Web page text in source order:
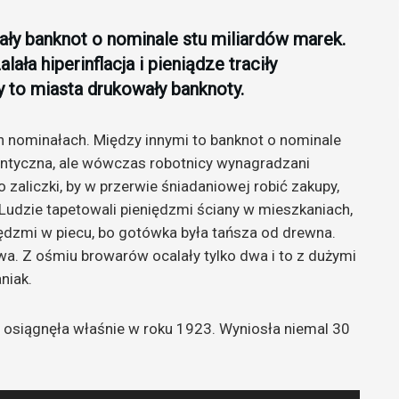
banknot o nominale stu miliardów marek.
hiperinflacja i pieniądze traciły
miasta drukowały banknoty.
Między innymi to banknot o nominale
ale wówczas robotnicy wynagradzani
by w przerwie śniadaniowej robić zakupy,
tapetowali pieniędzmi ściany w mieszkaniach,
w piecu, bo gotówka była tańsza od drewna.
Z ośmiu browarów ocalały tylko dwa i to z dużymi
właśnie w roku 1923. Wyniosła niemal 30